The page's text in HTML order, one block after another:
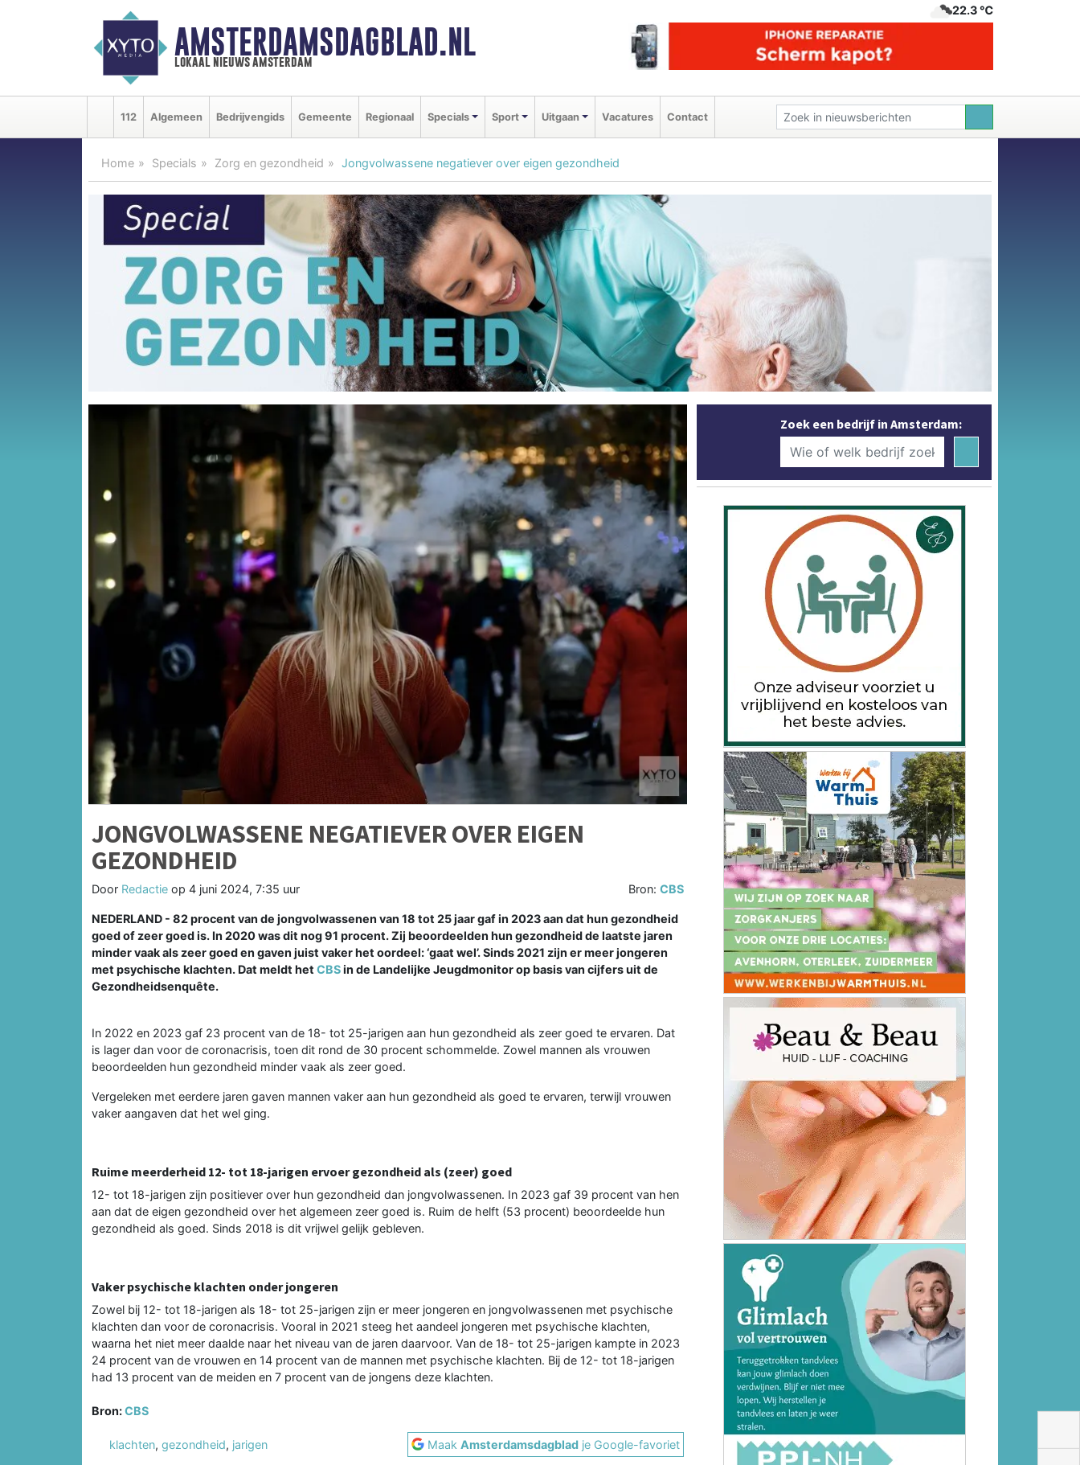
AMSTERDAMSDAGBLAD.NL
lokaal nieuws amsterdam
22.3 ℃
112 Algemeen Bedrijvengids Gemeente Regionaal Specials Sport Uitgaan Vacatures Contact
Home Specials Zorg en gezondheid Jongvolwassene negatiever over eigen gezondheid
JONGVOLWASSENE NEGATIEVER OVER EIGEN
GEZONDHEID
Door Redactie op 4 juni 2024, 7:35 uur Bron:CBS
NEDERLAND - 82 procent van de jongvolwassenen van 18 tot 25 jaar gaf in 2023 aan dat hun gezondheid
goed of zeer goed is. In 2020 was dit nog 91 procent. Zij beoordeelden hun gezondheid de laatste jaren
minder vaak als zeer goed en gaven juist vaker het oordeel: ‘gaat wel’. Sinds 2021 zijn er meer jongeren
met psychische klachten. Dat meldt het CBSin de Landelijke Jeugdmonitor op basis van cijfers uit de
Gezondheidsenquête.
In 2022 en 2023 gaf 23 procent van de 18- tot 25-jarigen aan hun gezondheid als zeer goed te ervaren. Dat
is lager dan voor de coronacrisis, toen dit rond de 30 procent schommelde. Zowel mannen als vrouwen
beoordeelden hun gezondheid minder vaak als zeer goed.
Vergeleken met eerdere jaren gaven mannen vaker aan hun gezondheid als goed te ervaren, terwijl vrouwen
vaker aangaven dat het wel ging.
Ruime meerderheid 12- tot 18-jarigen ervoer gezondheid als (zeer) goed
12- tot 18-jarigen zijn positiever over hun gezondheid dan jongvolwassenen. In 2023 gaf 39 procent van hen
aan dat de eigen gezondheid over het algemeen zeer goed is. Ruim de helft (53 procent) beoordeelde hun
gezondheid als goed. Sinds 2018 is dit vrijwel gelijk gebleven.
Vaker psychische klachten onder jongeren
Zowel bij 12- tot 18-jarigen als 18- tot 25-jarigen zijn er meer jongeren en jongvolwassenen met psychische
klachten dan voor de coronacrisis. Vooral in 2021 steeg het aandeel jongeren met psychische klachten,
waarna het niet meer daalde naar het niveau van de jaren daarvoor. Van de 18- tot 25-jarigen kampte in 2023
24 procent van de vrouwen en 14 procent van de mannen met psychische klachten. Bij de 12- tot 18-jarigen
had 13 procent van de meiden en 7 procent van de jongens deze klachten.
Bron:CBS
klachten, gezondheid, jarigen MaakAmsterdamsdagblad je Google-favoriet
Zoek een bedrijf in Amsterdam: